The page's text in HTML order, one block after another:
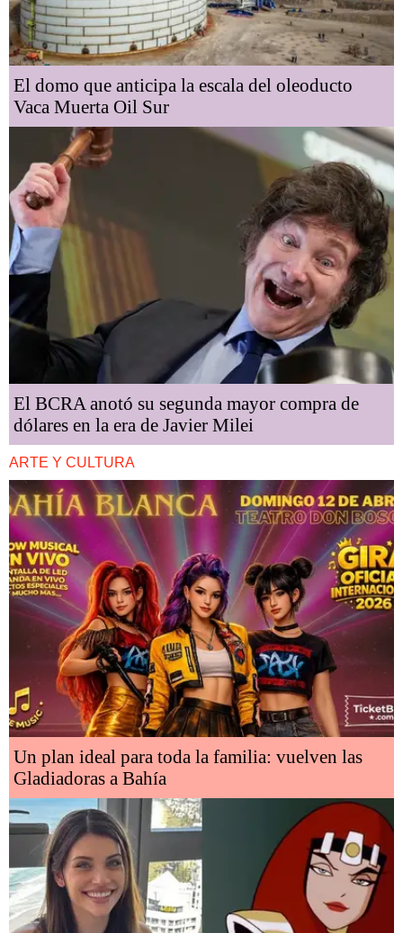
El domo que anticipa la escala del oleoducto
Vaca Muerta Oil Sur
El BCRA anotó su segunda mayor compra de
dólares en la era de Javier Milei
ARTE Y CULTURA
Un plan ideal para toda la familia: vuelven las
Gladiadoras a Bahía